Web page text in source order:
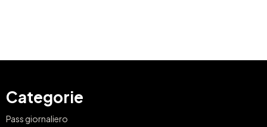
Categorie
Pass giornaliero